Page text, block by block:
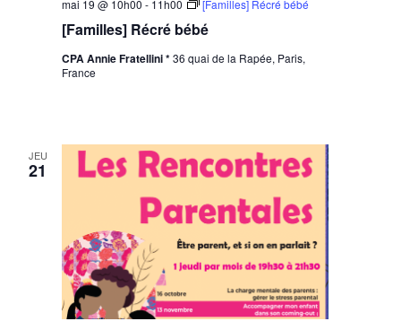
[Familles] Récré bébé
mai 19 @ 10h00 - 11h00 [Familles] Récré bébé
CPA Annie Fratellini *36 quai de la Rapée, Paris,
France
JEU
21